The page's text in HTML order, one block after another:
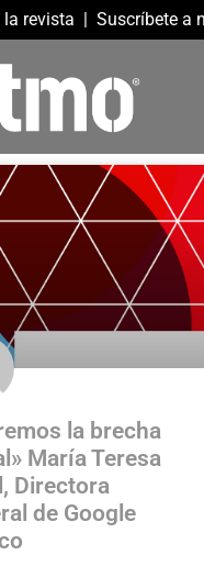
revista | Suscríbete a
la brecha
María Teresa
Directora
de Google